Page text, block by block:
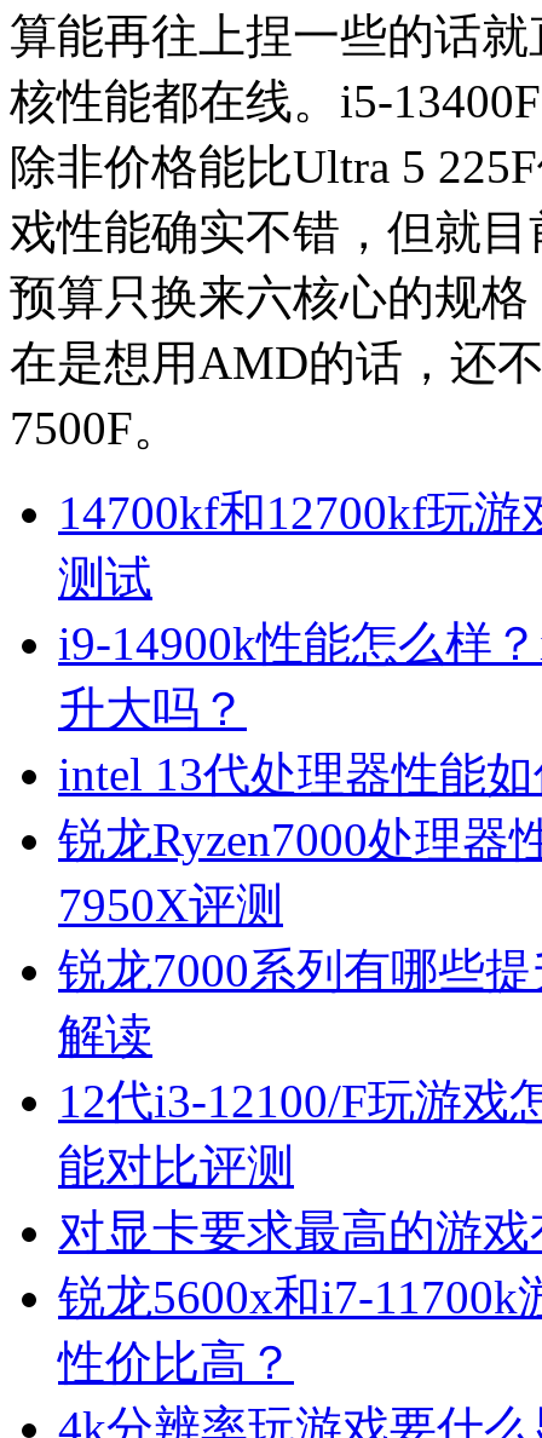
算能再往上捏一些的话
核性能都在线。i5-
除非价格能比Ultra 5
戏性能确实不错，但就
预算只换来六核心的规
在是想用AMD的话，还
7500F。
14700kf和12700kf玩
测试
i9-14900k性能怎么样
升大吗？
intel 13代处理器性能
锐龙Ryzen7000处理器
7950X评测
锐龙7000系列有哪些
解读
12代i3-12100/F玩游戏
能对比评测
对显卡要求最高的游
锐龙5600x和i7-
性价比高？